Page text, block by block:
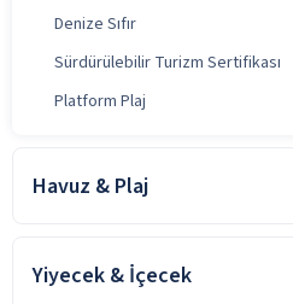
Denize Sıfır
Sürdürülebilir Turizm Sertifikası
Platform Plaj
Havuz & Plaj
Açık Havuz
Yiyecek & İçecek